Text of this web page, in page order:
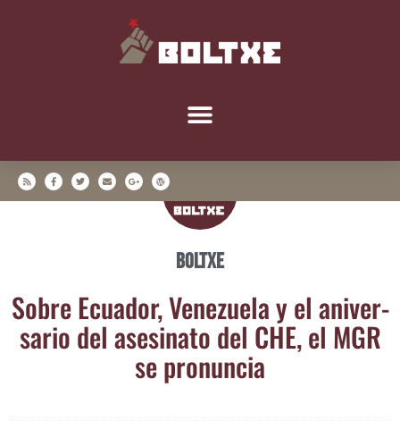
Boltxe
Sobre Ecua­dor, Vene­zue­la y el ani­ver­
sa­rio del ase­si­na­to del CHE, el MGR
se pronuncia